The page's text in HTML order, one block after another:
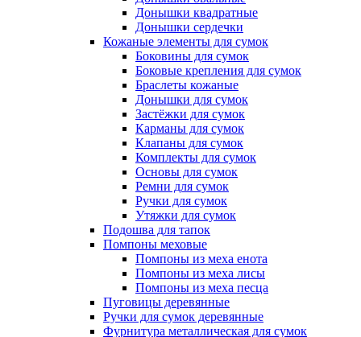
Донышки квадратные
Донышки сердечки
Кожаные элементы для сумок
Боковины для сумок
Боковые крепления для сумок
Браслеты кожаные
Донышки для сумок
Застёжки для сумок
Карманы для сумок
Клапаны для сумок
Комплекты для сумок
Основы для сумок
Ремни для сумок
Ручки для сумок
Утяжки для сумок
Подошва для тапок
Помпоны меховые
Помпоны из меха енота
Помпоны из меха лисы
Помпоны из меха песца
Пуговицы деревянные
Ручки для сумок деревянные
Фурнитура металлическая для сумок